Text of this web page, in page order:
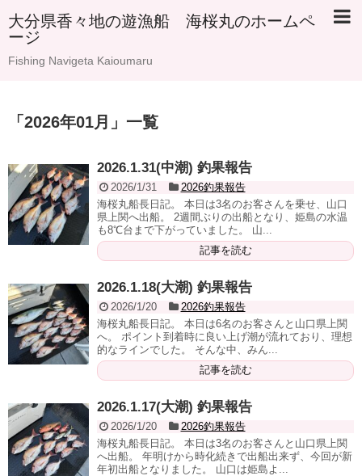
大分県香々地の遊漁船 海桜丸のホームペ
ージ
Fishing Navigeta Kaioumaru
「 2026年01月 」 一覧
2026.1.31(中潮) 釣果報告
2026/1/31
2026釣果報告
海桜丸船長日記。 本日は3名のお客さんを乗せ、山口
県上関へ出船。 2週間ぶりの出船となり、姫島の水温
も8℃台まで下がっていました。 山...
記事を読む
2026.1.18(大潮) 釣果報告
2026/1/20
2026釣果報告
海桜丸船長日記。 本日は6名のお客さんと山口県上関
へ。 ポイント到着時に良い上げ潮が流れており、理想
的なラインでした。 そんな中、みん...
記事を読む
2026.1.17(大潮) 釣果報告
2026/1/20
2026釣果報告
海桜丸船長日記。 本日は3名のお客さんと山口県上関
へ出船。 年明けから時化続きで出船出来ず、今回が新
年初出船となりました。 山口は姫島よ...